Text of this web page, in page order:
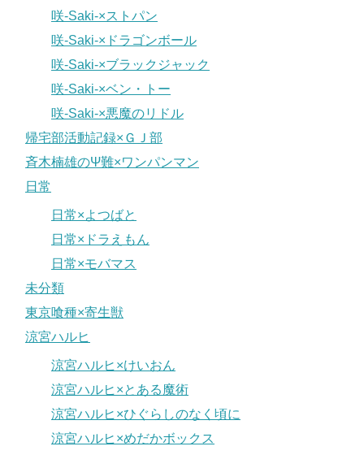
咲-Saki-×ストパン
咲-Saki-×ドラゴンボール
咲-Saki-×ブラックジャック
咲-Saki-×ベン・トー
咲-Saki-×悪魔のリドル
帰宅部活動記録×ＧＪ部
斉木楠雄のΨ難×ワンパンマン
日常
日常×よつばと
日常×ドラえもん
日常×モバマス
未分類
東京喰種×寄生獣
涼宮ハルヒ
涼宮ハルヒ×けいおん
涼宮ハルヒ×とある魔術
涼宮ハルヒ×ひぐらしのなく頃に
涼宮ハルヒ×めだかボックス